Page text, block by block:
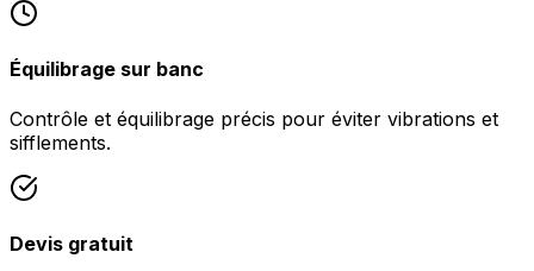
Équilibrage sur banc
Contrôle et équilibrage précis pour éviter vibrations et
sifflements.
Devis gratuit